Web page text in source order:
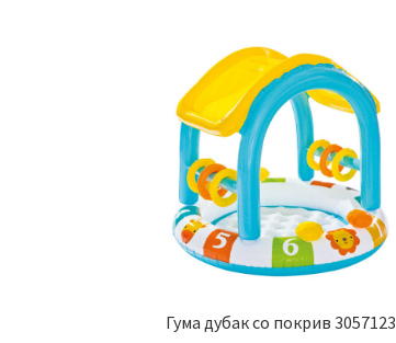
Гума дубак со покрив 3057123